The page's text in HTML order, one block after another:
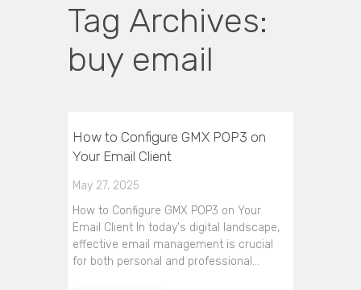
Tag Archives:
buy email
How to Configure GMX POP3 on
Your Email Client
May 27, 2025
How to Configure GMX POP3 on Your
Email Client In today's digital landscape,
effective email management is crucial
for both personal and professional…